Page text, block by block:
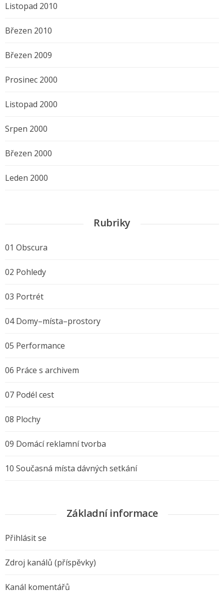
Listopad 2010
Březen 2010
Březen 2009
Prosinec 2000
Listopad 2000
Srpen 2000
Březen 2000
Leden 2000
Rubriky
01 Obscura
02 Pohledy
03 Portrét
04 Domy–místa–prostory
05 Performance
06 Práce s archivem
07 Podél cest
08 Plochy
09 Domácí reklamní tvorba
10 Současná místa dávných setkání
Základní informace
Přihlásit se
Zdroj kanálů (příspěvky)
Kanál komentářů